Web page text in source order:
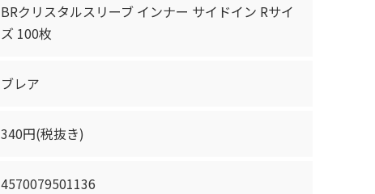
BRクリスタルスリーブ インナー サイドイン Rサイ
ズ 100枚
ブレア
340円(税抜き)
4570079501136